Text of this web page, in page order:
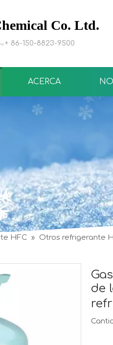
Co. Ltd.
+ 86-150-8823-9500
ACERCA
HFC » Otros refrigerante
de